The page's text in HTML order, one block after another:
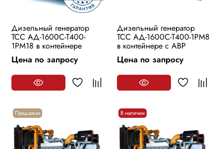
Дизельный генератор
ТСС АД-1600С-Т400-
1РМ18 в контейнере
Цена по запросу
Дизельный генератор
ТСС АД-1600С-Т400-1РМ8
в контейнере с АВР
Цена по запросу
Предзаказ В наличии